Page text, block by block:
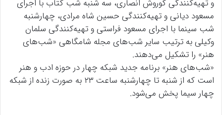
و تهیه‌کنندگی کوروش انصاری، سه شنبه شب کتاب با اجرای
مسعود دیانی و تهیه‌کنندگی حسین شاه مرادی، چهارشنبه
شب سینما با اجرای مسعود فراستی و تهیه‌کنندگی سلمان
وکیلی به ترتیب سایر شب‌های مجله شامگاهی «شب‌های
هنر» را تشکیل می‌دهند.
«شب‌های هنر» برنامه جدید شبکه چهار در حوزه ادب و هنر
است که از شنبه تا چهارشنبه ساعت ۲۳ به صورت زنده از شبکه
چهار سیما پخش می‌شود.